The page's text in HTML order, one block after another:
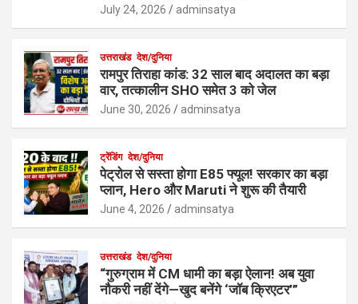
July 24, 2026 adminsatya
उत्तराखंड देश/दुनिया
रामपुर तिराहा कांड: 32 साल बाद अदालत का बड़ा
वार, तत्कालीन SHO समेत 3 को जेल
June 30, 2026 adminsatya
ट्रेंडिंग देश/दुनिया
पेट्रोल से सस्ता होगा E85 फ्यूल! सरकार का बड़ा
प्लान, Hero और Maruti ने शुरू की तैयारी
June 4, 2026 adminsatya
उत्तराखंड देश/दुनिया
“गुरुग्राम में CM धामी का बड़ा ऐलान! अब युवा
नौकरी नहीं देंगे—खुद बनेंगे ‘जॉब क्रिएटर’”